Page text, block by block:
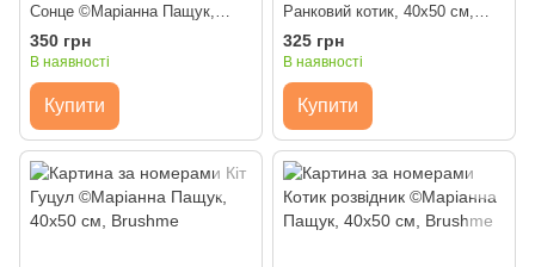
Сонце ©Маріанна Пащук,
40х50 см, Brushme
350 грн
В наявності
Купити
Ранковий котик, 40х50 см,
Brushme
325 грн
В наявності
Купити